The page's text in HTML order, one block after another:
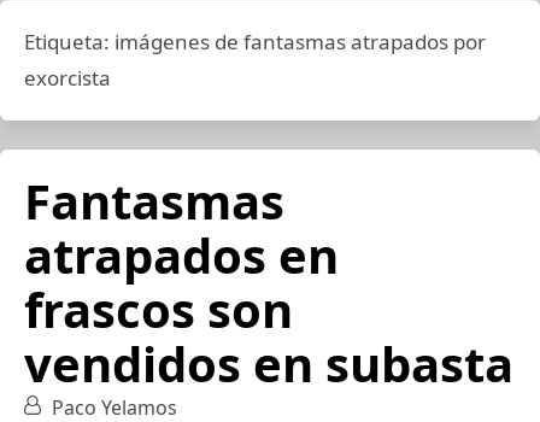
Etiqueta: imágenes de fantasmas atrapados por
exorcista
Fantasmas
atrapados en
frascos son
vendidos en subasta
Paco Yelamos